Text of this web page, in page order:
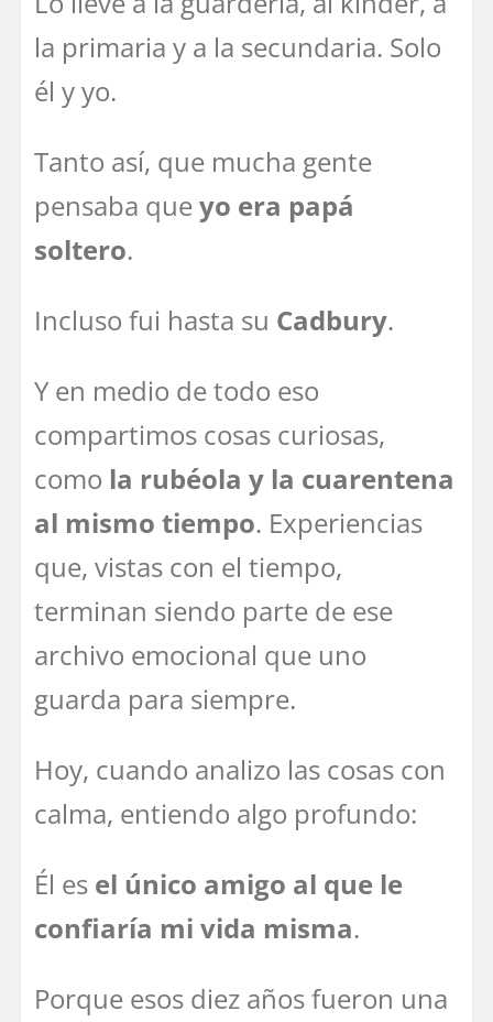
la primaria y a la secundaria. Solo
él y yo.
Tanto así, que mucha gente
pensaba queyo era papá
soltero.
Incluso fui hasta su Cadbury.
Y en medio de todo eso
compartimos cosas curiosas,
como la rubéola y la cuarentena
al mismo tiempo. Experiencias
que, vistas con el tiempo,
terminan siendo parte de ese
archivo emocional que uno
guarda para siempre.
Hoy, cuando analizo las cosas con
calma, entiendo algo profundo:
Él es el único amigo al que le
confiaría mi vida misma.
Porque esos diez años fueron una